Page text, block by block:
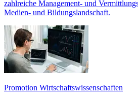
zahlreiche Management- und
Medien- und Bildungslandschaft.
Promotion Wirtschaftswissenschaften